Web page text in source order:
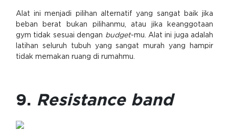
Alat ini menjadi pilihan alternatif yang sangat baik jika
beban berat bukan pilihanmu, atau jika keanggotaan
gym tidak sesuai dengan budget-mu. Alat ini juga adalah
latihan seluruh tubuh yang sangat murah yang hampir
tidak memakan ruang di rumahmu.
9. Resistance band